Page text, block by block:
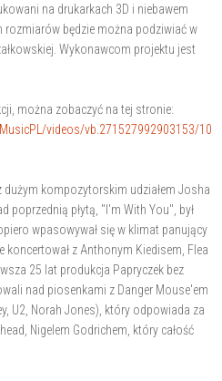
na drukarkach 3D i niebawem
rozmiarów będzie można podziwiać w
Wykonawcom projektu jest
można zobaczyć na tej stronie:
videos/vb.271527992903153/10
dużym kompozytorskim udziałem Josha
poprzednią płytą, "I'm With You", był
wpasowywał się w klimat panujący
koncertował z Anthonym Kiedisem, Flea
25 lat produkcja Papryczek bez
nad piosenkami z Danger Mouse'em
U2, Norah Jones), który odpowiada za
Nigelem Godrichem, który całość